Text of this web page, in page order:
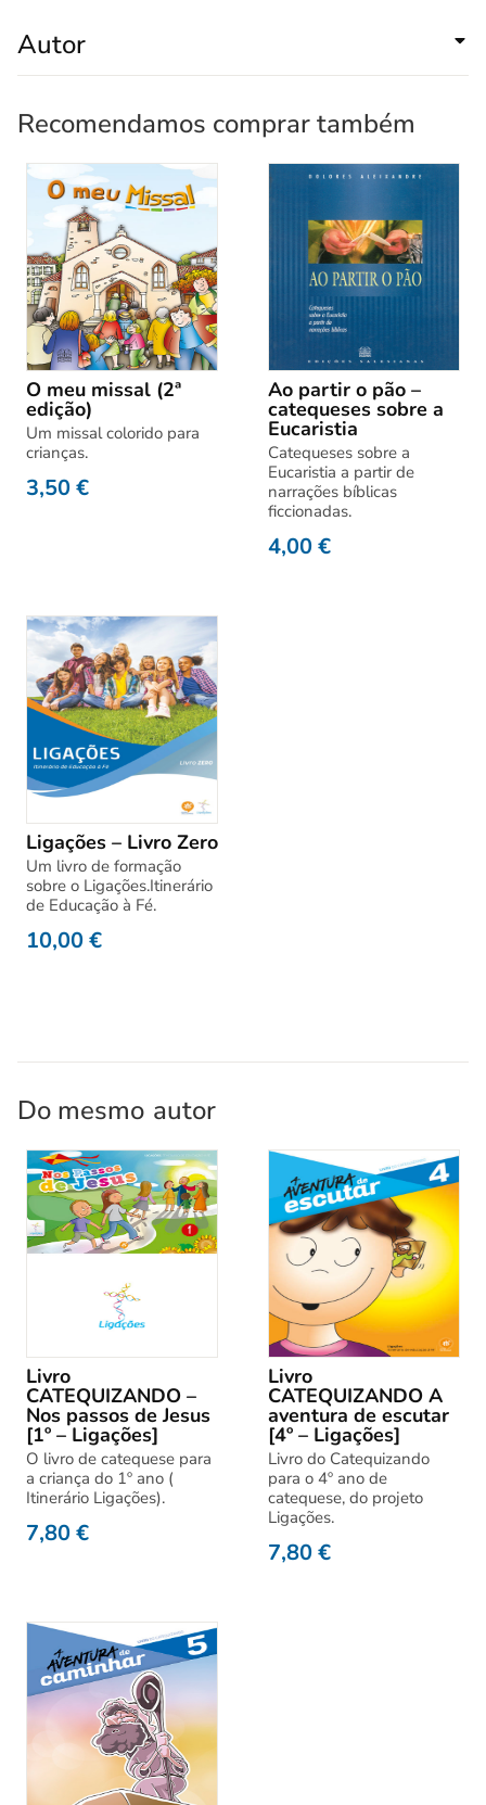
Autor
Recomendamos comprar também
O meu missal (2ª
edição)
Um missal colorido para
crianças.
3,50€
Ao partir o pão –
catequeses sobre a
Eucaristia
Catequeses sobre a
Eucaristia a partir de
narrações bíblicas
ficcionadas.
4,00€
Ligações – Livro Zero
Um livro de formação
sobre o Ligações.Itinerário
de Educação à Fé.
10,00€
Do mesmo autor
Livro
CATEQUIZANDO –
Nos passos de Jesus
[1º – Ligações]
O livro de catequese para
a criança do 1º ano (
Itinerário Ligações).
7,80€
Livro
CATEQUIZANDO A
aventura de escutar
[4º – Ligações]
Livro do Catequizando
para o 4º ano de
catequese, do projeto
Ligações.
7,80€